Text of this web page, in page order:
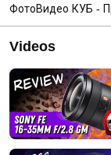
ФотоВидео КУБ -
Videos